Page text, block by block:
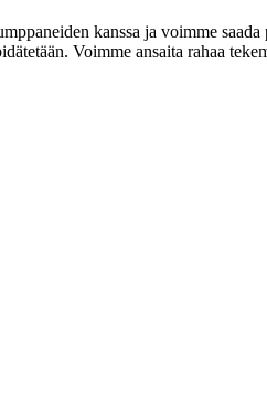
kanssa ja voimme
Voimme ansaita rahaa